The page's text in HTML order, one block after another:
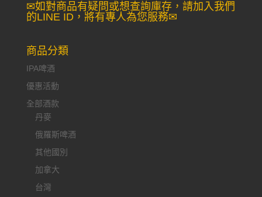
✉如對商品有疑問或想查詢庫存，請加入我們
的LINE ID，將有專人為您服務✉
商品分類
IPA啤酒
優惠活動
全部酒款
丹麥
俄羅斯啤酒
其他國別
加拿大
台灣